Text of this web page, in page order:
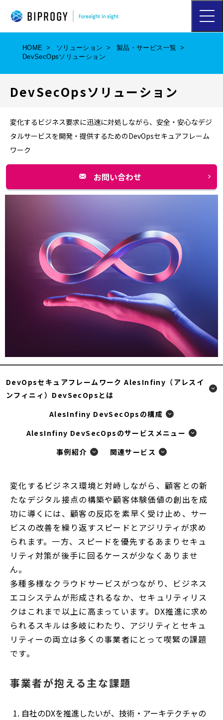
ハ
ン
メ
開
HOME ソリューション
製品・サービス一覧
DevSecOpsソリューション
DevSecOpsソリューション
変化するビジネス要求に迅速に対処しながら、安全・安心なデジ
タルサービスを開発・提供するためのDevOpsセキュアフレーム
ワーク
お問い合わせ
ウ
ド
開
く
DevOpsセキュアフレームワーク AlesInfiny（アレスイ
ンフィニィ）DevSecOpsとは
AlesInfiny DevSecOpsの構成
AlesInfiny DevSecOpsのサービスメニュー
事例紹介
関連サービス
変化するビジネス環境と対峙しながら、顧客との新
たなデジタル接点の構築や顧客体験価値の創出を成
功に導くには、顧客の反応を素早く受け止め、サー
ビスの改善を繰り返すスピードとアジリティが求め
られます。一方、スピードを優先するあまりセキュ
リティ対策が後手に回るケースが少なくありませ
ん。
多種多様なクラウドサービスがつながり、ビジネス
エコシステムが形成されるなか、セキュリティリス
クはこれまで以上に高まっています。DX推進に求め
られるスキルは多岐にわたり、アジリティとセキュ
リティーの両立は多くの事業者にとって喫緊の課題
です。
事業者が抱える主な課題
自社のDXを推進したいが、技術・アーキテクチャの